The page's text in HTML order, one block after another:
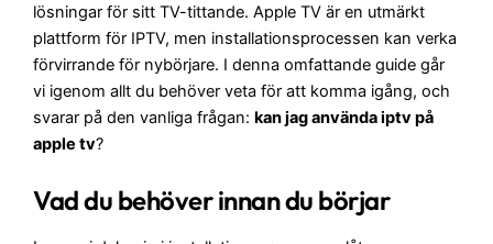
lösningar för sitt TV-tittande. Apple TV är en utmärkt
plattform för IPTV, men installationsprocessen kan verka
förvirrande för nybörjare. I denna omfattande guide går
vi igenom allt du behöver veta för att komma igång, och
svarar på den vanliga frågan: kan jag använda iptv på
apple tv?
Vad du behöver innan du börjar